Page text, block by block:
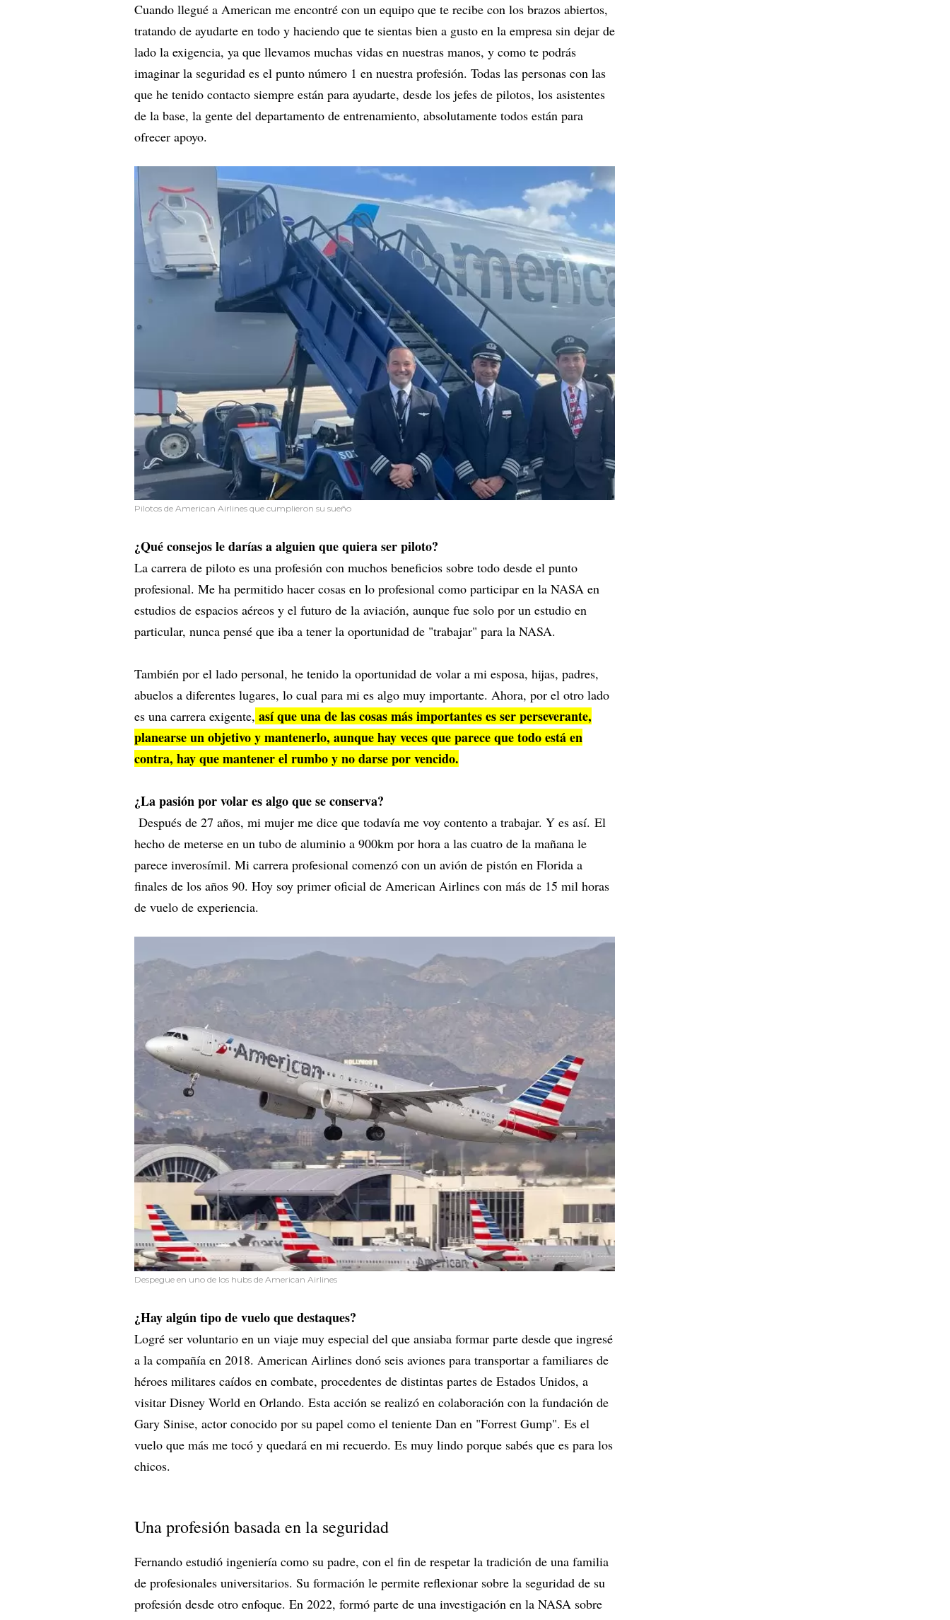
Cuando llegué a American me encontré con un equipo que te recibe con los brazos abiertos,
tratando de ayudarte en todo y haciendo que te sientas bien a gusto en la empresa sin dejar de
lado la exigencia, ya que llevamos muchas vidas en nuestras manos, y como te podrás
imaginar la seguridad es el punto número 1 en nuestra profesión. Todas las personas con las
que he tenido contacto siempre están para ayudarte, desde los jefes de pilotos, los asistentes
de la base, la gente del departamento de entrenamiento, absolutamente todos están para
ofrecer apoyo.
Pilotos de American Airlines que cumplieron su sueño
¿Qué consejos le darías a alguien que quiera ser piloto?
La carrera de piloto es una profesión con muchos beneficios sobre todo desde el punto
profesional. Me ha permitido hacer cosas en lo profesional como participar en la NASA en
estudios de espacios aéreos y el futuro de la aviación, aunque fue solo por un estudio en
particular, nunca pensé que iba a tener la oportunidad de "trabajar" para la NASA.
También por el lado personal, he tenido la oportunidad de volar a mi esposa, hijas, padres,
abuelos a diferentes lugares, lo cual para mi es algo muy importante. Ahora, por el otro lado
es una carrera exigente, así que una de las cosas más importantes es ser perseverante,
planearse un objetivo y mantenerlo, aunque hay veces que parece que todo está en
contra, hay que mantener el rumbo y no darse por vencido.
¿La pasión por volar es algo que se conserva?
Después de 27 años, mi mujer me dice que todavía me voy contento a trabajar. Y es así. El
hecho de meterse en un tubo de aluminio a 900km por hora a las cuatro de la mañana le
parece inverosímil. Mi carrera profesional comenzó con un avión de pistón en Florida a
finales de los años 90. Hoy soy primer oficial de American Airlines con más de 15 mil horas
de vuelo de experiencia.
Despegue en uno de los hubs de American Airlines
¿Hay algún tipo de vuelo que destaques?
Logré ser voluntario en un viaje muy especial del que ansiaba formar parte desde que ingresé
a la compañía en 2018. American Airlines donó seis aviones para transportar a familiares de
héroes militares caídos en combate, procedentes de distintas partes de Estados Unidos, a
visitar Disney World en Orlando. Esta acción se realizó en colaboración con la fundación de
Gary Sinise, actor conocido por su papel como el teniente Dan en "Forrest Gump". Es el
vuelo que más me tocó y quedará en mi recuerdo. Es muy lindo porque sabés que es para los
chicos.
Una profesión basada en la seguridad
Fernando estudió ingeniería como su padre, con el fin de respetar la tradición de una familia
de profesionales universitarios. Su formación le permite reflexionar sobre la seguridad de su
profesión desde otro enfoque. En 2022, formó parte de una investigación en la NASA sobre